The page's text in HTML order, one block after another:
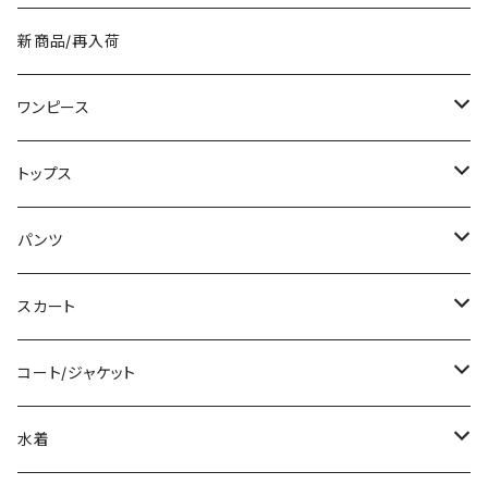
ク 学校 カレッジコーデ カジュ
43
新商品/再入荷
ワンピース
ミニ/ショート
ミディアム/ミモレ
ロング/マキシ
袖付き
ノースリーブ
トップス
Tシャツ/カットソー
タンクトップ/キャミソール
シャツ/ブラウス
ベアトップ/チューブトップ
パンツ
ショート丈
クロップド丈
ロング丈
スカート
ミニ/ショート
ミディアム/ミモレ
コート/ジャケット
コート
水着